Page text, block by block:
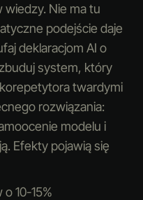
wiedzy. Nie ma tu
podejście daje
deklaracjom AI o
system, który
twardymi
rozwiązania:
modelu i
Efekty pojawią się
10-15%